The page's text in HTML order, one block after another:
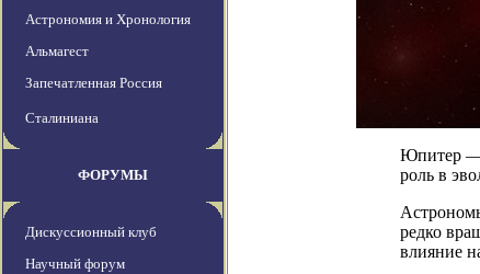
Астрономия и Хронология
Альмагест
Запечатленная Россия
Сталиниана
ФОРУМЫ
Дискуссионный клуб
Научный форум
Юпитер —
роль в
редко
влияние